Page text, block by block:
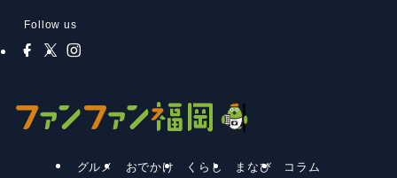
Follow us
グルメ おでかけ くらし まなび コラム